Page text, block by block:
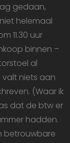
gedaan,
helemaal
11.30 uur
binnen –
al
valt niets aan
(Waar ik
dat de btw er
hadden.
betrouwbare
zoals
de
Vervaldatum
5 maanden 4
weken